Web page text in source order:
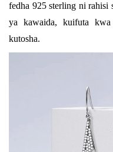
fedha 925 sterling ni rahisi
ya kawaida, kuifuta
kutosha.